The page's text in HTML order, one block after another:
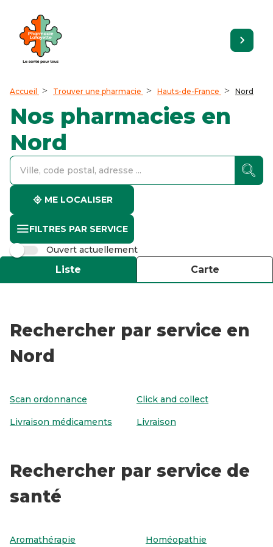
Accueil Trouver une pharmacie Hauts-de-France Nord
Nos pharmacies en
Nord
accessibility.searchform.label.searchform
accessibility.searchform.label.searchinput
accessibility.searchform.autocomplete_status
ME LOCALISER
FILTRES PAR SERVICE
Ouvert actuellement
Liste Carte
Rechercher par service en
Nord
Scan ordonnance Click and collect
Livraison médicaments Livraison
Rechercher par service de
santé
Aromathérapie Homéopathie